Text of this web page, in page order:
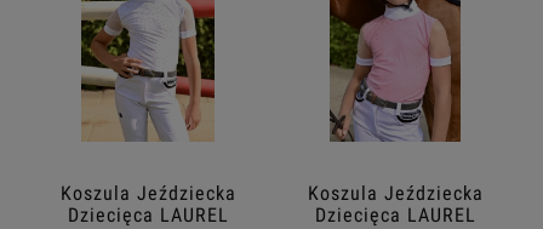
Koszula Jeździecka
Dziecięca LAUREL
Koszula Jeździecka
Dziecięca LAUREL